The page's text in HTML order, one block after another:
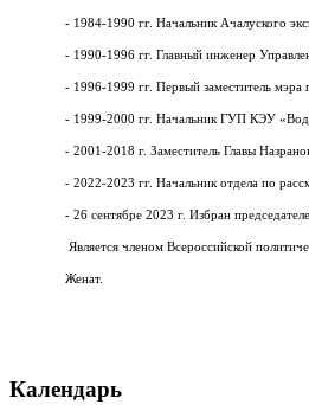
- 1984-1990 гг. Начальник Ачалуского
- 1990-1996 гг. Главный инженер
- 1996-1999 гг. Первый заместитель мэра
- 1999-2000 гг. Начальник ГУП КЭУ
- 2001-2018 г. Заместитель Главы
- 2022-2023 гг. Начальник отдела по
- 26 сентябре 2023 г. Избран
Является членом Всероссийской
Женат.
Календарь